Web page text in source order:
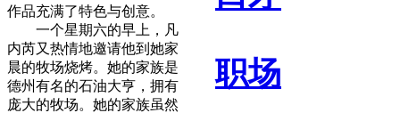
职场
作品充满了特色与创意。
一个星期六的早上，凡
内芮又热情地邀请他到她家
晨的牧场烧烤。她的家族是
德州有名的石油大亨，拥有
庞大的牧场。她的家族虽然